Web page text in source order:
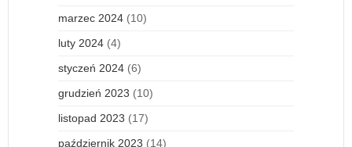
marzec 2024 (10)
luty 2024 (4)
styczeń 2024 (6)
grudzień 2023 (10)
listopad 2023 (17)
październik 2023 (14)